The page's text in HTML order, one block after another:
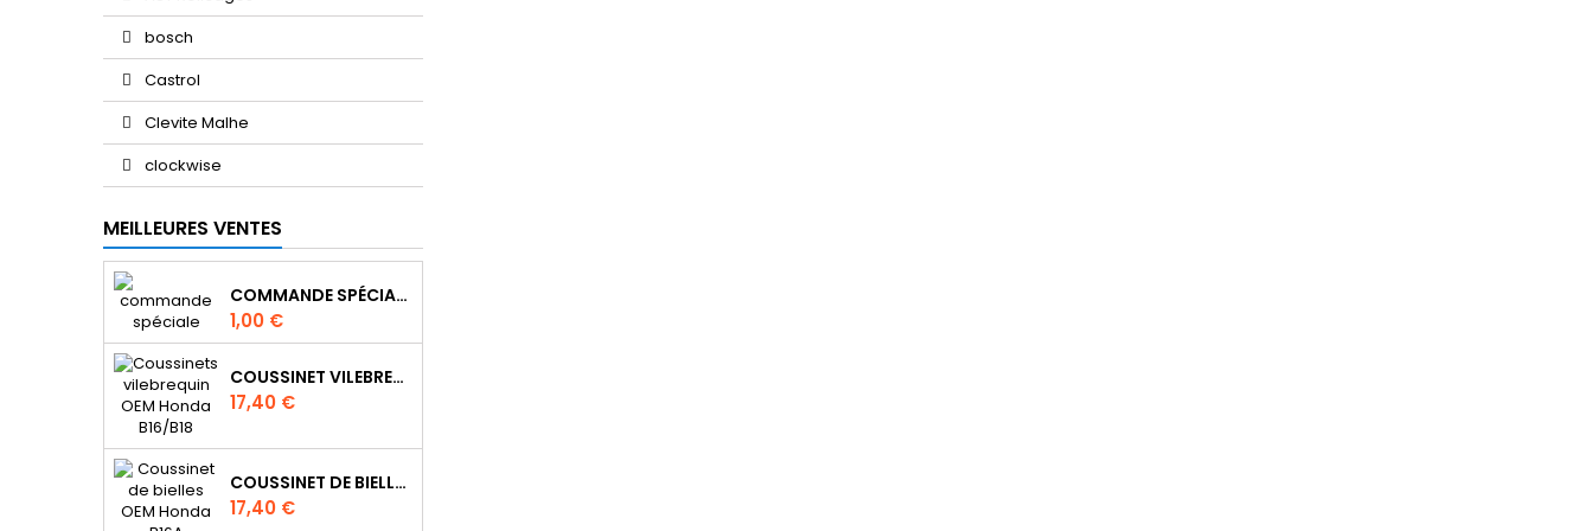
bosch
Castrol
Clevite Malhe
clockwise
MEILLEURES VENTES
COMMANDE SPÉCIALE
Prix
1,00 €
COUSSINET VILEBREQUIN OEM HONDA B18C6 B16A1 B16A2 B18C4 B20B
Prix
17,40 €
COUSSINET DE BIELLES OEM HONDA B16A B20B B20Z
Prix
17,40 €